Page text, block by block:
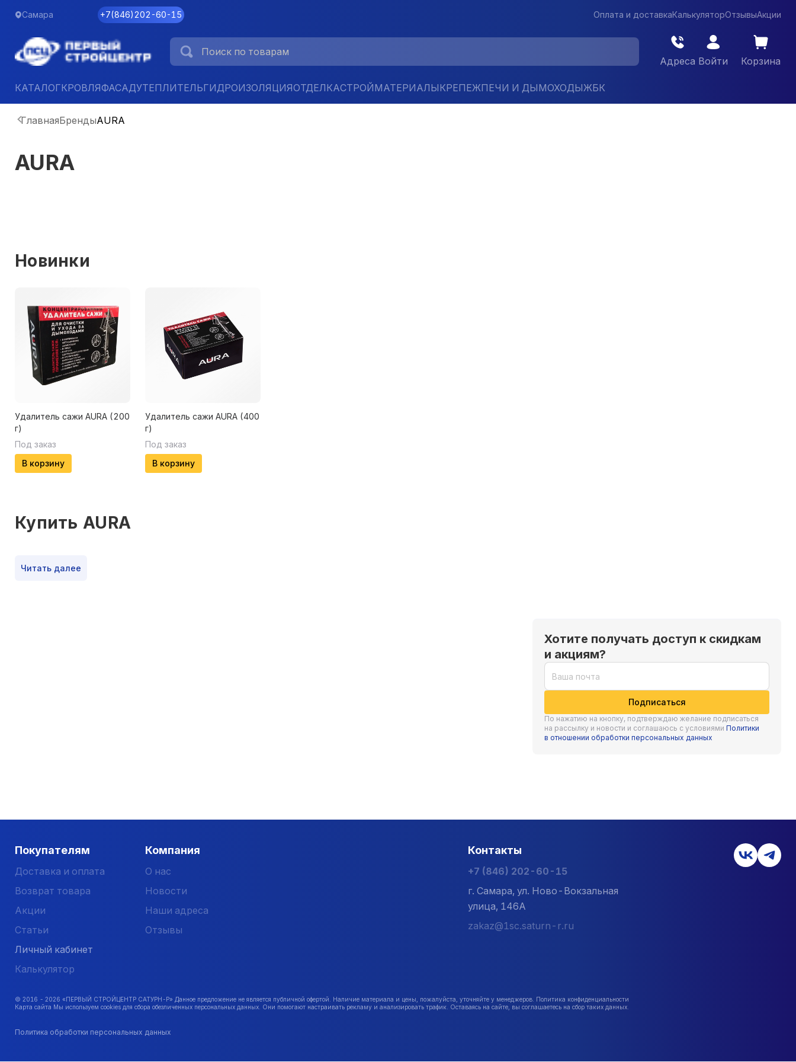
Самара +7(846)202-60-15 Оплата и доставкаКалькуляторОтзывыАкции
Адреса Войти Корзина
КАТАЛОГКРОВЛЯФАСАДУТЕПЛИТЕЛЬГИДРОИЗОЛЯЦИЯОТДЕЛКАСТРОЙМАТЕРИАЛЫКРЕПЕЖПЕЧИ И ДЫМОХОДЫЖБК
ГлавнаяБрендыAURA
AURA
Новинки
Удалитель сажи AURA (200
г)
Под заказ
В корзину
Удалитель сажи AURA (400
г)
Под заказ
В корзину
Купить AURA
Читать далее
Хотите получать доступ к скидкам
и акциям?
Подписаться
По нажатию на кнопку, подтверждаю желание подписаться
на рассылку и новости и соглашаюсь с условиями Политики
в отношении обработки персональных данных
Покупателям
Доставка и оплата
Возврат товара
Акции
Статьи
Личный кабинет
Калькулятор
Компания
О нас
Новости
Наши адреса
Отзывы
Контакты
+7 (846) 202-60-15
г. Самара, ул. Ново-Вокзальная
улица, 146А
zakaz@1sc.saturn-r.ru
© 2016 - 2026 «ПЕРВЫЙ СТРОЙЦЕНТР САТУРН-Р» Данное предложение не является публичной офертой. Наличие материала и цены, пожалуйста, уточняйте у менеджеров. Политика конфиденциальности
Карта сайта Мы используем cookies для сбора обезличенных персональных данных. Они помогают настраивать рекламу и анализировать трафик. Оставаясь на сайте, вы соглашаетесь на сбор таких данных.
Политика обработки персональных данных